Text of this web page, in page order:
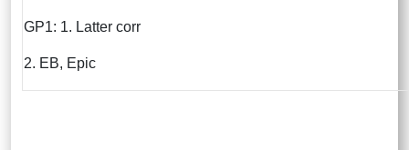
GP1: 1. Latter corr
2. EB, Epic